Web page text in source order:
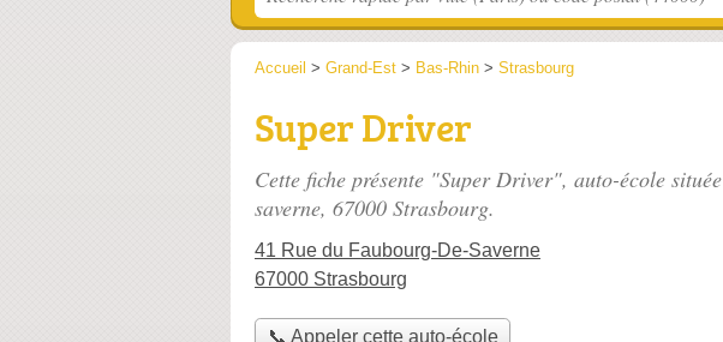
Accueil > Grand-Est > Bas-Rhin > Strasbourg
Super Driver
Cette fiche présente "Super Driver", auto-école située
saverne, 67000 Strasbourg.
41 Rue du Faubourg-De-Saverne
67000 Strasbourg
📞 Appeler cette auto-école